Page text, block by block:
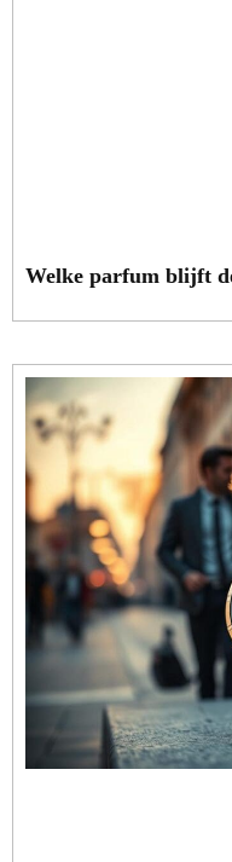
Welke parfum blijft